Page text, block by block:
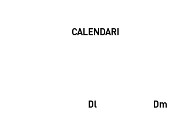
CALENDARI
Dl Dm